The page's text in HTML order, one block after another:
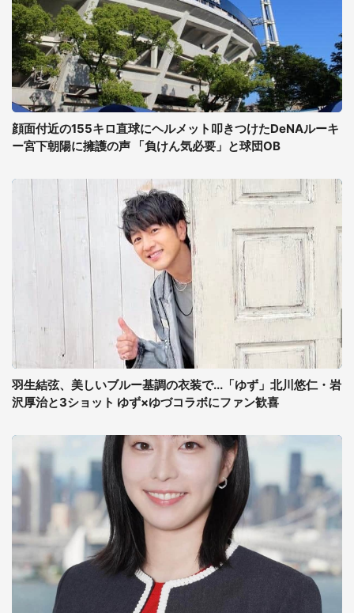
顔面付近の155キロ直球にヘルメット叩きつけたDeNAルーキ
ー宮下朝陽に擁護の声 「負けん気必要」と球団OB
羽生結弦、美しいブルー基調の衣装で...「ゆず」北川悠仁・岩
沢厚治と3ショット ゆず×ゆづコラボにファン歓喜